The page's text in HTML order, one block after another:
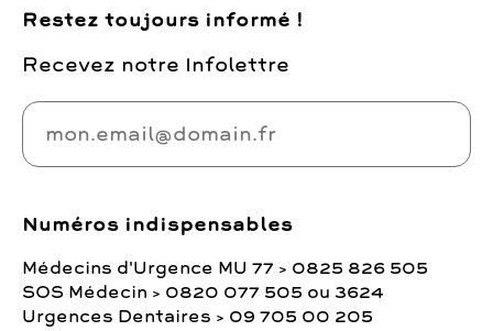
Restez toujours informé !
Recevez notre Infolettre
Numéros indispensables
Médecins d'Urgence MU 77 > 0825 826 505
SOS Médecin > 0820 077 505 ou 3624
Urgences Dentaires > 09 705 00 205